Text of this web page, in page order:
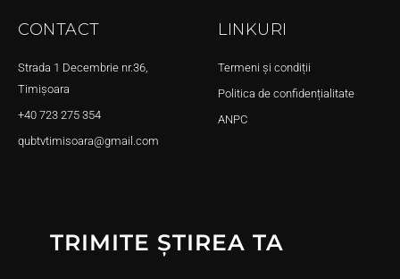
CONTACT
Strada 1 Decembrie nr.36,
Timișoara
+40 723 275 354
qubtvtimisoara@gmail.com
LINKURI
Termeni și condiții
Politica de confidențialitate
ANPC
TRIMITE ȘTIREA TA